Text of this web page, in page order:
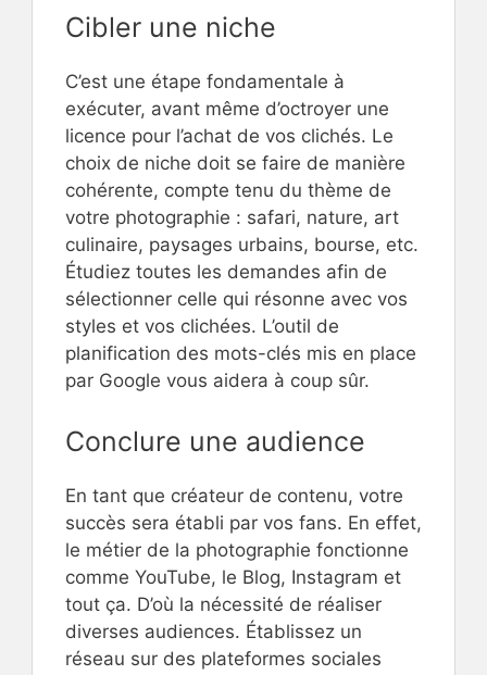
Cibler une niche
C’est une étape fondamentale à
exécuter, avant même d’octroyer une
licence pour l’achat de vos clichés. Le
choix de niche doit se faire de manière
cohérente, compte tenu du thème de
votre photographie : safari, nature, art
culinaire, paysages urbains, bourse, etc.
Étudiez toutes les demandes afin de
sélectionner celle qui résonne avec vos
styles et vos clichées. L’outil de
planification des mots-clés mis en place
par Google vous aidera à coup sûr.
Conclure une audience
En tant que créateur de contenu, votre
succès sera établi par vos fans. En effet,
le métier de la photographie fonctionne
comme YouTube, le Blog, Instagram et
tout ça. D’où la nécessité de réaliser
diverses audiences. Établissez un
réseau sur des plateformes sociales